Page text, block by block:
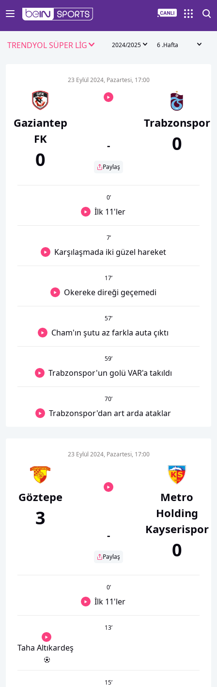
TRENDYOL SÜPER LİG 2024/2025 6 .Hafta
Gaziantep
FK
0
23 Eylül 2024, Pazartesi, 17:00
-
Paylaş
Trabzonspor
0
0’
İlk 11'ler
7’
Karşılaşmada iki güzel hareket
17’
Okereke direği geçemedi
57’
Cham'ın şutu az farkla auta çıktı
59’
Trabzonspor'un golü VAR'a takıldı
70’
Trabzonspor'dan art arda ataklar
Göztepe
3
23 Eylül 2024, Pazartesi, 17:00
-
Paylaş
Metro
Holding
Kayserispor
0
0’
İlk 11'ler
13’
Taha Altıkardeş
15’